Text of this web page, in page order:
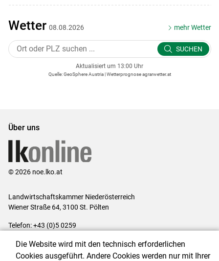
Wetter 08.08.2026 mehr Wetter
SUCHEN
Aktualisiert um 13:00 Uhr
Quelle: GeoSphere Austria | Wetterprognose agrarwetter.at
Über uns
© 2026 noe.lko.at
Landwirtschaftskammer Niederösterreich
Wiener Straße 64, 3100 St. Pölten
Telefon: +43 (0)5 0259
Impressum|Kontakt|Datenschutzerklärung|Barrierefreiheit|
Die Website wird mit den technisch erforderlichen
Cookies ausgeführt. Andere Cookies werden nur mit Ihrer